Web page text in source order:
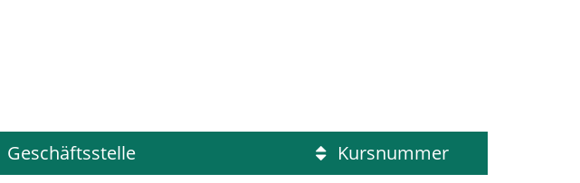
Geschäftsstelle
Kursnummer